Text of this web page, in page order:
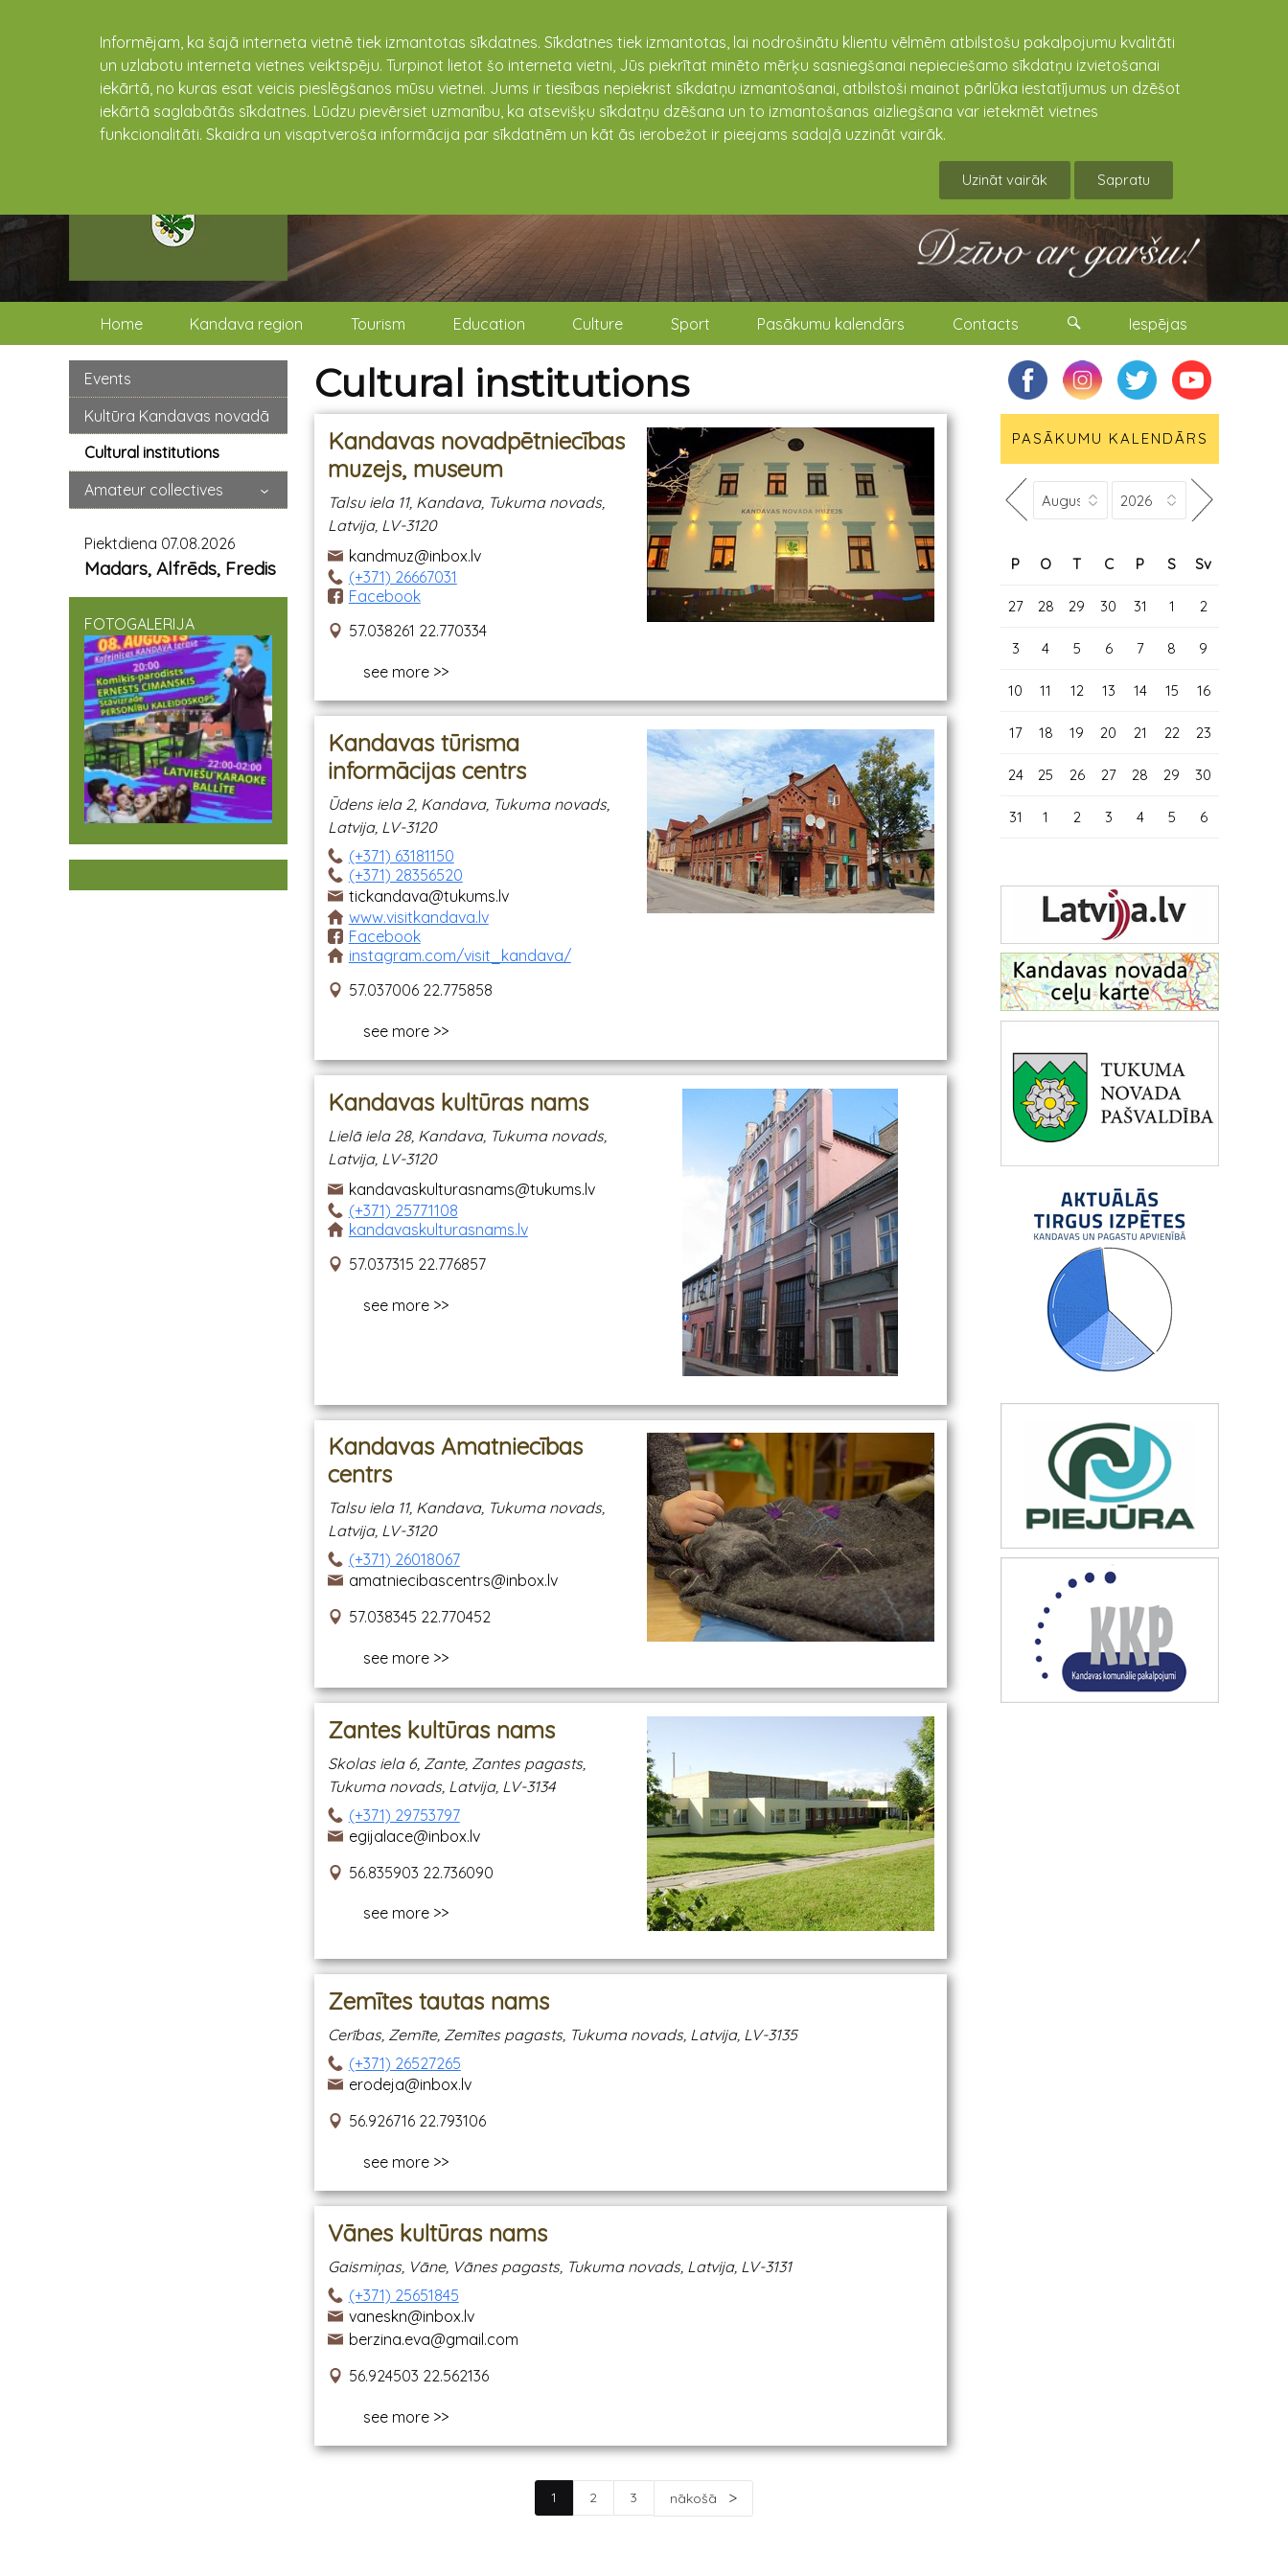
Informējam, ka šajā interneta vietnē tiek izmantotas sīkdatnes. Sīkdatnes tiek izmantotas, lai nodrošinātu klientu vēlmēm atbilstošu pakalpojumu kvalitāti
un uzlabotu interneta vietnes veiktspēju. Turpinot lietot šo interneta vietni, Jūs piekrītat minēto mērķu sasniegšanai nepieciešamo sīkdatņu izvietošanai
iekārtā, no kuras esat veicis pieslēgšanos mūsu vietnei. Jums ir tiesības nepiekrist sīkdatņu izmantošanai, atbilstoši mainot pārlūka iestatījumus un dzēšot
iekārtā saglabātās sīkdatnes. Lūdzu pievērsiet uzmanību, ka atsevišķu sīkdatņu dzēšana un to izmantošanas aizliegšana var ietekmēt vietnes
funkcionalitāti. Skaidra un visaptveroša informācija par sīkdatnēm un kāt ās ierobežot ir pieejams sadaļā uzzināt vairāk.
Uzināt vairāk Sapratu
Home Kandava region Tourism Education Culture Sport Pasākumu kalendārs Contacts Iespējas
Events
Kultūra Kandavas novadā
Cultural institutions
Amateur collectives
Piektdiena 07.08.2026
Madars, Alfrēds, Fredis
FOTOGALERIJA
Cultural institutions
Kandavas novadpētniecības
muzejs, museum
Talsu iela 11, Kandava, Tukuma novads,
Latvija, LV-3120
kandmuz@inbox.lv
(+371) 26667031
Facebook
57.038261 22.770334
see more >>
Kandavas tūrisma
informācijas centrs
Ūdens iela 2, Kandava, Tukuma novads,
Latvija, LV-3120
(+371) 63181150
(+371) 28356520
tickandava@tukums.lv
www.visitkandava.lv
Facebook
instagram.com/visit_kandava/
57.037006 22.775858
see more >>
Kandavas kultūras nams
Lielā iela 28, Kandava, Tukuma novads,
Latvija, LV-3120
kandavaskulturasnams@tukums.lv
(+371) 25771108
kandavaskulturasnams.lv
57.037315 22.776857
see more >>
Kandavas Amatniecības
centrs
Talsu iela 11, Kandava, Tukuma novads,
Latvija, LV-3120
(+371) 26018067
amatniecibascentrs@inbox.lv
57.038345 22.770452
see more >>
Zantes kultūras nams
Skolas iela 6, Zante, Zantes pagasts,
Tukuma novads, Latvija, LV-3134
(+371) 29753797
egijalace@inbox.lv
56.835903 22.736090
see more >>
Zemītes tautas nams
Cerības, Zemīte, Zemītes pagasts, Tukuma novads, Latvija, LV-3135
(+371) 26527265
erodeja@inbox.lv
56.926716 22.793106
see more >>
Vānes kultūras nams
Gaismiņas, Vāne, Vānes pagasts, Tukuma novads, Latvija, LV-3131
(+371) 25651845
vaneskn@inbox.lv
berzina.eva@gmail.com
56.924503 22.562136
see more >>
1 2 3 nākošā
PASĀKUMU KALENDĀRS
P O T C P S Sv
27 28 29 30 31 1 2
3 4 5 6 7 8 9
10 11 12 13 14 15 16
17 18 19 20 21 22 23
24 25 26 27 28 29 30
31 1 2 3 4 5 6